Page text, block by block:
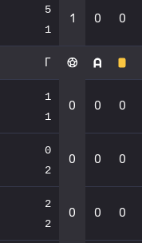
5
1
1 0 0
Г
1
1
0 0 0
0
2
0 0 0
2
2
0 0 0